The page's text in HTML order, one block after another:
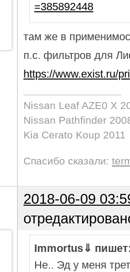
=385892448
там же в
п.с. фильтров для
https://www.exist.ru/
Nissan Leaf AZE0 X
Nissan Pathfinder
Kia Cerato Koup 2011
Спасибо сказали:
2018-06-09
Immortus⇓
Не.. Эд у меня